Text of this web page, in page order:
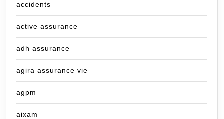
accidents
active assurance
adh assurance
agira assurance vie
agpm
aixam